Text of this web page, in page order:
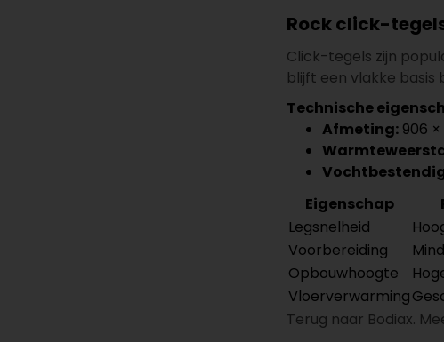
Rock click-
Click-tegels zijn
blijft een vlakke basis
Technische
Afmeting: 906
Eigenschap
Legsnelheid
Voorbereiding
Opbouwhoogte
Vloerverwarming
Terug naar Bodiax.